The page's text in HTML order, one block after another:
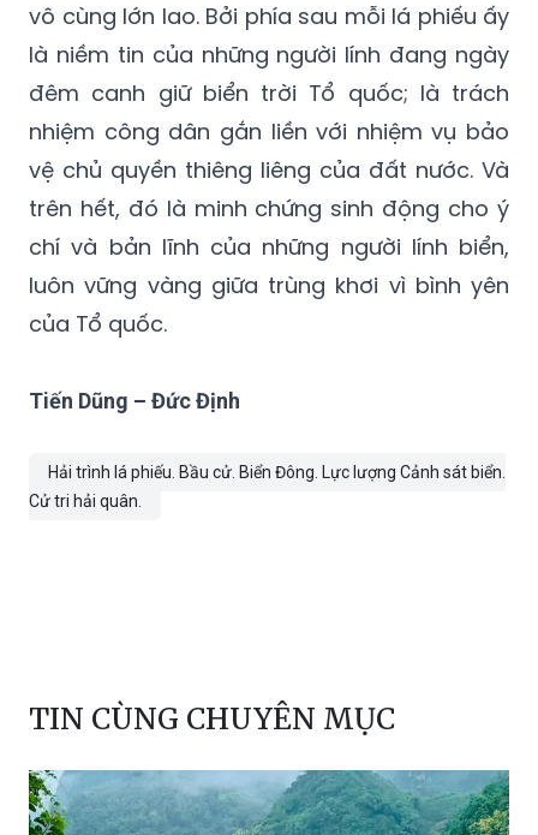
vô cùng lớn lao. Bởi phía sau mỗi lá phiếu ấy
là niềm tin của những người lính đang ngày
đêm canh giữ biển trời Tổ quốc; là trách
nhiệm công dân gắn liền với nhiệm vụ bảo
vệ chủ quyền thiêng liêng của đất nước. Và
trên hết, đó là minh chứng sinh động cho ý
chí và bản lĩnh của những người lính biển,
luôn vững vàng giữa trùng khơi vì bình yên
của Tổ quốc.
Tiến Dũng – Đức Định
Hải trình lá phiếu. Bầu cử. Biển Đông. Lực lượng Cảnh sát biển.
Cử tri hải quân.
TIN CÙNG CHUYÊN MỤC